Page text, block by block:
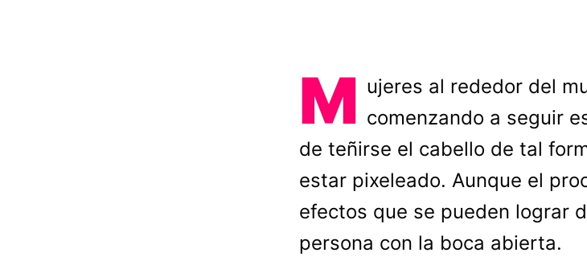
M ujeres al rededor del
comenzando a seguir
de teñirse el cabello de tal
estar pixeleado. Aunque el
efectos que se pueden lograr
persona con la boca abierta.